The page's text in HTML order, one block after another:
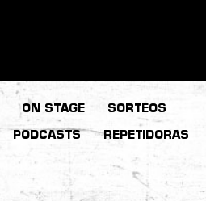
ON STAGE SORTEOS
PODCASTS REPETIDORAS